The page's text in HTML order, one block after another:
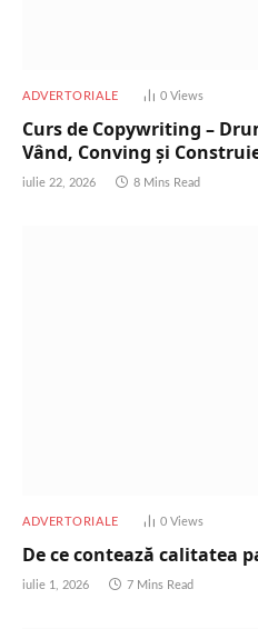
ADVERTORIALE 0 Views
Curs de Copywriting –
Vând, Conving și
iulie 22, 2026 8 Mins Read
ADVERTORIALE 0 Views
De ce contează calitatea
iulie 1, 2026 7 Mins Read